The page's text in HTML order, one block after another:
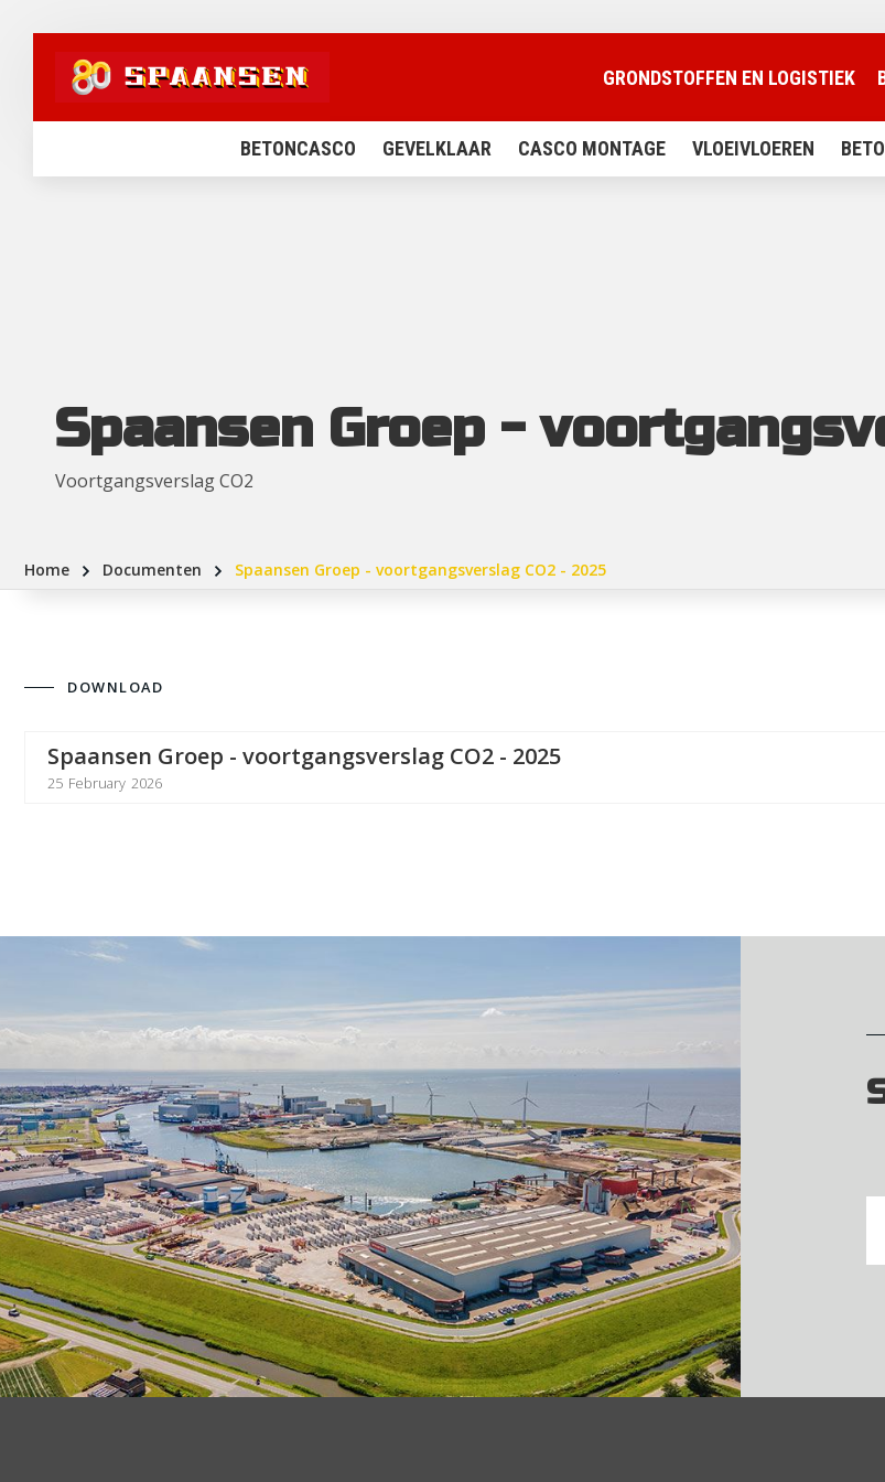
BETONCASCO GEVELKLAAR CASCO MONTAGE VLOEIVLOEREN
GRONDSTOFFEN EN LOGISTIEK
Spaansen Groep -
Voortgangsverslag CO2
Home Documenten Spaansen Groep - voortgangsverslag CO2 - 2025
DOWNLOAD
Spaansen Groep - voortgangsverslag CO2 - 2025
25 February 2026